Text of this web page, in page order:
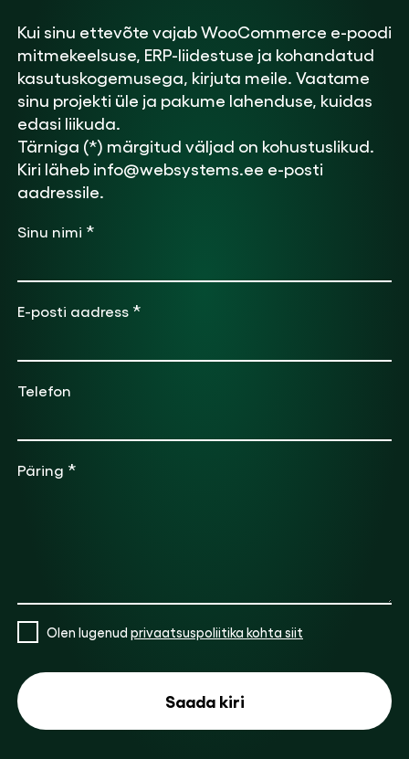
Kui sinu ettevõte vajab WooCommerce e-poodi
mitmekeelsuse, ERP-liidestuse ja kohandatud
kasutuskogemusega, kirjuta meile. Vaatame
sinu projekti üle ja pakume lahenduse, kuidas
edasi liikuda.
Tärniga (*) märgitud väljad on kohustuslikud.
Kiri läheb info@websystems.ee e-posti
aadressile.
Sinu nimi *
E-posti aadress *
Telefon
Päring *
Olen lugenud privaatsuspoliitika kohta siit